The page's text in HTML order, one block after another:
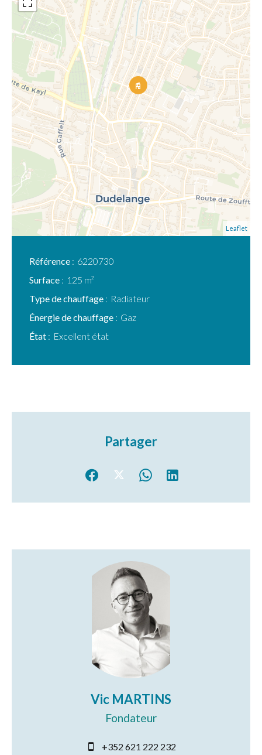
Leaflet
Référence
6220730
Surface
125 m²
Type de chauffage
Radiateur
Énergie de chauffage
Gaz
État
Excellent état
Partager
Vic MARTINS
Fondateur
+352 621 222 232